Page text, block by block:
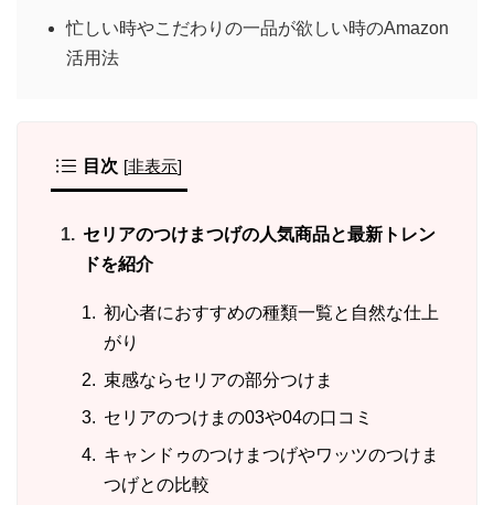
忙しい時やこだわりの一品が欲しい時のAmazon
活用法
目次 [非表示]
セリアのつけまつげの人気商品と最新トレン
ドを紹介
初心者におすすめの種類一覧と自然な仕上
がり
束感ならセリアの部分つけま
セリアのつけまの03や04の口コミ
キャンドゥのつけまつげやワッツのつけま
つげとの比較